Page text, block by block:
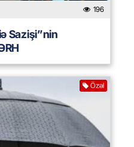
196
Sazişi”nin
Özəl